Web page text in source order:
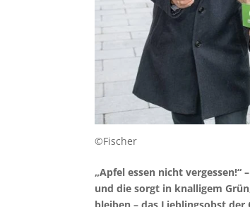
©Fischer
„Apfel essen nicht
und die sorgt in knalligem